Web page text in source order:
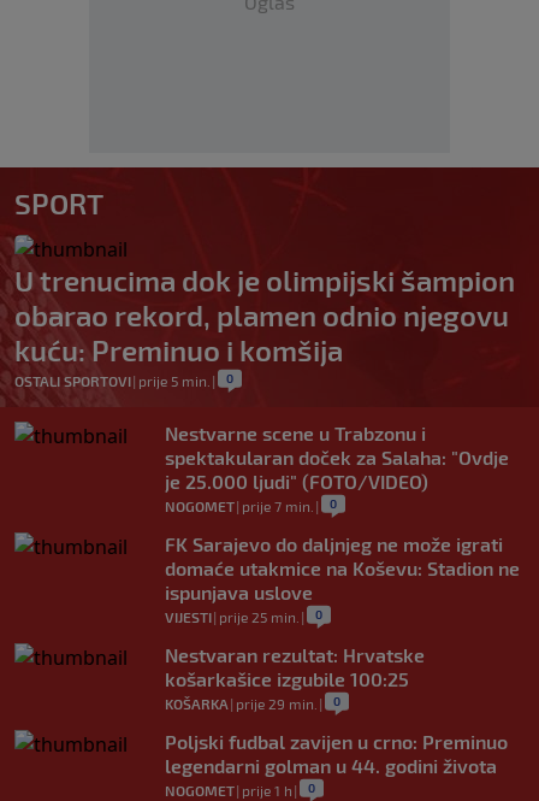
SPORT
U trenucima dok je olimpijski šampion
obarao rekord, plamen odnio njegovu
kuću: Preminuo i komšija
OSTALI SPORTOVI| prije 5 min. | 0
Nestvarne scene u Trabzonu i
spektakularan doček za Salaha: "Ovdje
je 25.000 ljudi" (FOTO/VIDEO)
NOGOMET| prije 7 min. | 0
FK Sarajevo do daljnjeg ne može igrati
domaće utakmice na Koševu: Stadion ne
ispunjava uslove
VIJESTI| prije 25 min. | 0
Nestvaran rezultat: Hrvatske
košarkašice izgubile 100:25
KOŠARKA | prije 29 min. | 0
Poljski fudbal zavijen u crno: Preminuo
legendarni golman u 44. godini života
NOGOMET| prije 1 h | 0